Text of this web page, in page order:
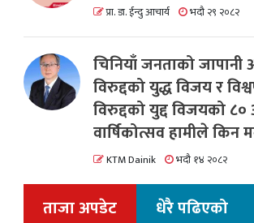
प्रा. डा. ईन्दु आचार्य भदौ २९ २०८२
चिनियाँ जनताको
विरुद्दको युद्ध विजय र
विरुद्दको युद्द विजयको
वार्षिकोत्सव हामीले किन
KTM Dainik भदौ १४ २०८२
ताजा अपडेट धेरै पढिएको